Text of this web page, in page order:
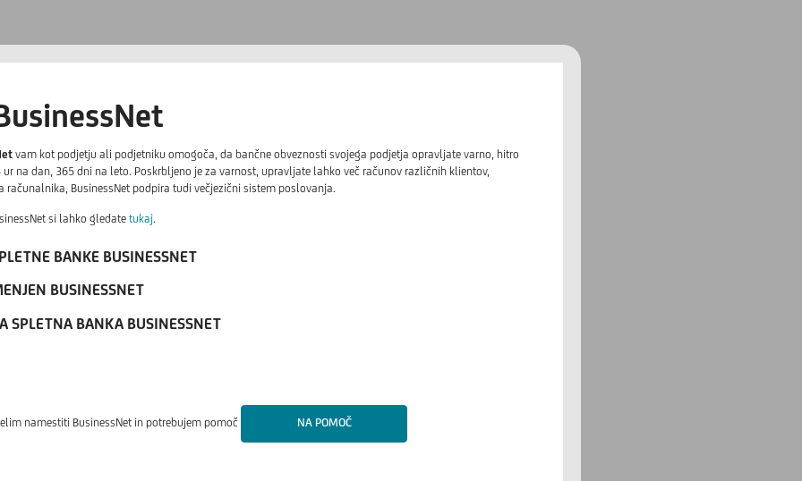
vam kot podjetju ali podjetniku omogoča, da bančne obveznosti svojega podjetja opravljate varno, hitro
na dan, 365 dni na leto. Poskrbljeno je za varnost, upravljate lahko več računov različnih klientov,
računalnika, BusinessNet podpira tudi večjezični sistem poslovanja.
si lahko gledate tukaj.
BANKE BUSINESSNET
BUSINESSNET
SPLETNA BANKA BUSINESSNET
namestiti BusinessNet in potrebujem pomoč NA POMOČ